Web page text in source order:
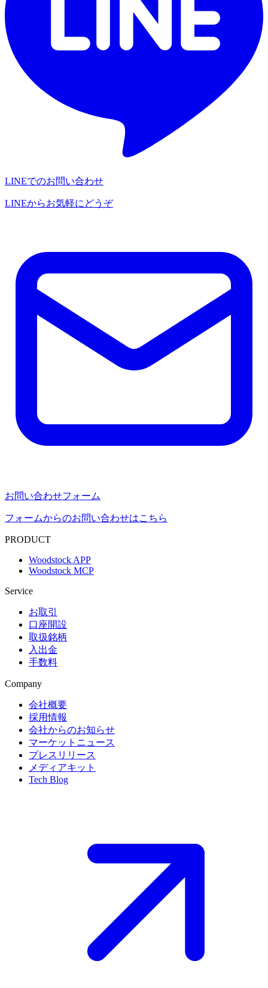
LINEでのお問い合わせ
LINEからお気軽にどうぞ
お問い合わせフォーム
フォームからのお問い合わせはこちら
PRODUCT
Woodstock APP
Woodstock MCP
Service
お取引
口座開設
取扱銘柄
入出金
手数料
Company
会社概要
採用情報
会社からのお知らせ
マーケットニュース
プレスリリース
メディアキット
Tech Blog